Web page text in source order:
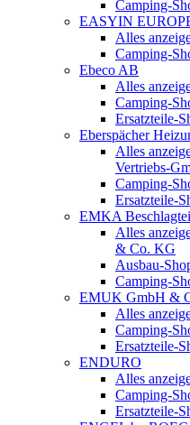
Camping-
EASYIN
Alles
Camping-
Ebeco AB
Alles
Camping-
Ersatzteile-
Eberspächer
Alles
Vertriebs-
Camping-
Ersatzteile-
EMKA
Alles
& Co. KG
Ausbau-
Camping-
EMUK GmbH &
Alles
Camping-
Ersatzteile-
ENDURO
Alles
Camping-
Ersatzteile-